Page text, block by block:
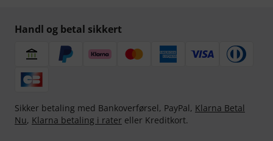
Handl og betal sikkert
Sikker betaling med Bankoverførsel, PayPal, Klarna Betal
Nu, Klarna betaling i rater eller Kreditkort.